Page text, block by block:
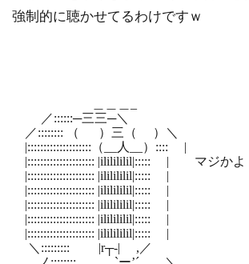
強制的に聴かせてるわけですｗ
／::::::─三三─＼
／:::::::: （ ）三（ ）＼
|::::::::::::::::::::（__人__）:::: |
|::::::::::::::::::::: |ililililil|::::: | マジかよ
|::::::::::::::::::::: |ililililil|::::: |
|::::::::::::::::::::: |ililililil|::::: |
|::::::::::::::::::::: |ililililil|::::: |
|::::::::::::::::::::: |ililililil|::::: |
|::::::::::::::::::::: |ililililil|::::: |
＼::::::::: |r┬-| ,／